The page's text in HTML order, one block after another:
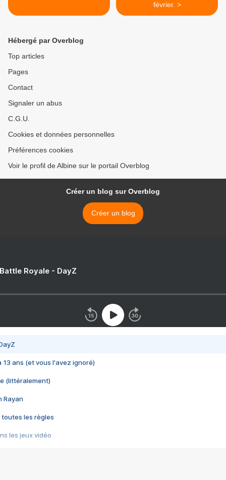
février. >
Hébergé par Overblog
Top articles
Pages
Contact
Signaler un abus
C.G.U.
Cookies et données personnelles
Préférences cookies
Voir le profil de Albine sur le portail Overblog
Créer un blog sur Overblog
Créer un blog
Royale - DayZ
13 ans (et vous l'avez ignoré)
(littéralement)
Rayan
toutes les règles
les jeux vidéo